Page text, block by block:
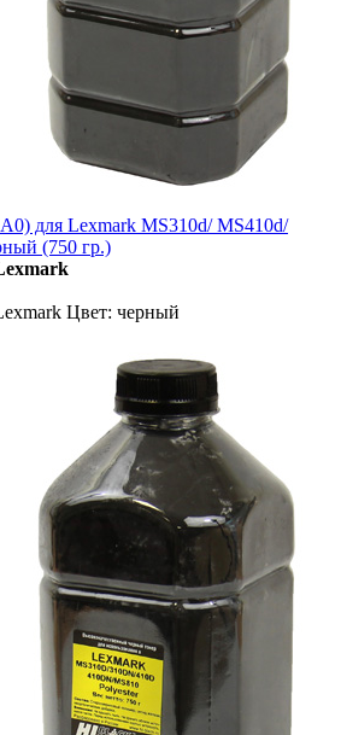
для Lexmark MS310d/ MS410d/
(750 гр.)
Цвет: черный